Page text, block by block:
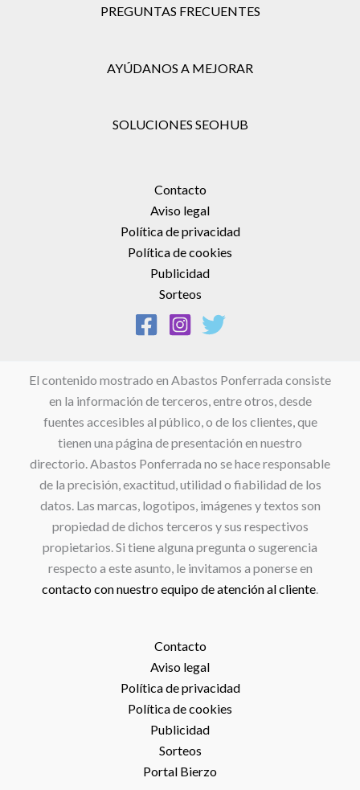
PREGUNTAS FRECUENTES
AYÚDANOS A MEJORAR
SOLUCIONES SEOHUB
Contacto
Aviso legal
Política de privacidad
Política de cookies
Publicidad
Sorteos
El contenido mostrado en Abastos Ponferrada consiste
en la información de terceros, entre otros, desde
fuentes accesibles al público, o de los clientes, que
tienen una página de presentación en nuestro
directorio. Abastos Ponferrada no se hace responsable
de la precisión, exactitud, utilidad o fiabilidad de los
datos. Las marcas, logotipos, imágenes y textos son
propiedad de dichos terceros y sus respectivos
propietarios. Si tiene alguna pregunta o sugerencia
respecto a este asunto, le invitamos a ponerse en
contacto con nuestro equipo de atención al cliente.
Contacto
Aviso legal
Política de privacidad
Política de cookies
Publicidad
Sorteos
Portal Bierzo